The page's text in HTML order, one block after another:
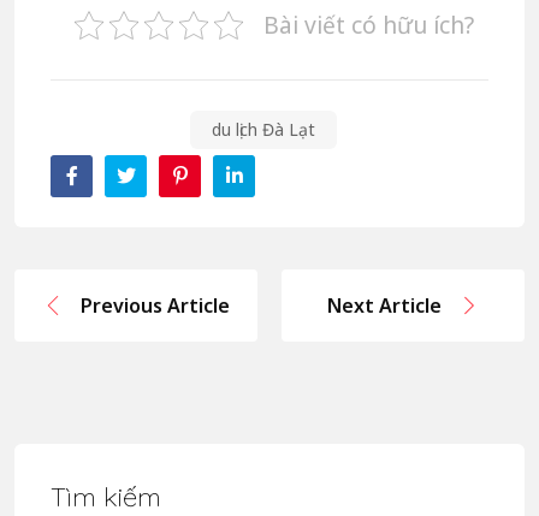
Bài viết có hữu ích?
du lịch Đà Lạt
Previous Article Next Article
Tìm kiếm